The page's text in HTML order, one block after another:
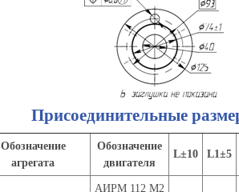
Присоединительные
Обозначение
агрегата
Обозначение
двигателя
L±10 L1±5
АИРМ 112 М2